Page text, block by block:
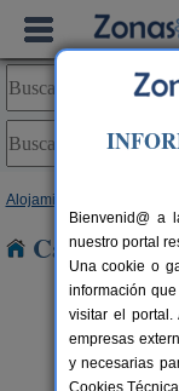
Alojamientos
Casas
Bienvenid@ a
nuestro portal
Una cookie o
información
visitar el portal.
empresas
y necesarias
Cookies